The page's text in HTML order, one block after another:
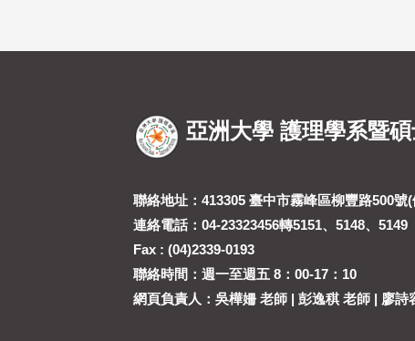
亞洲大學 護理學系暨
聯絡地址：413305 臺中市霧峰區柳豐路500號
連絡電話：04-23323456轉5151、5148、5149
Fax : (04)2339-0193
聯絡時間：週一至週五 8：00-17：10
網頁負責人：吳樺姍 老師 | 彭逸稘 老師 | 廖詩